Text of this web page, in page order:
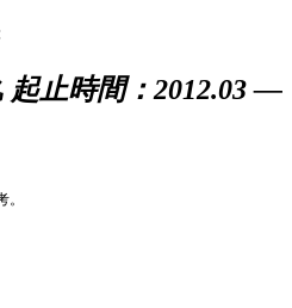
起止時間：2012.03 —